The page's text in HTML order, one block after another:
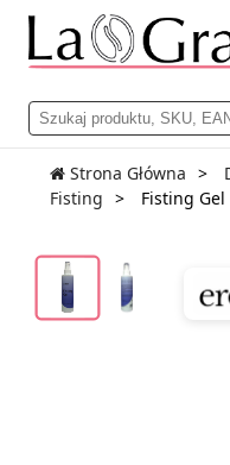
Strona Główna
Fisting
Fisting Gel